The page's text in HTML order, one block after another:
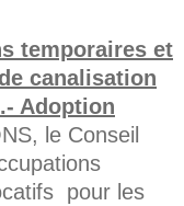
temporaires et
canalisation
Adoption
le Conseil
pour les